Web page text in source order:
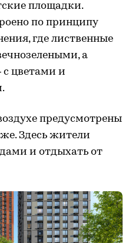
площадки.
по принципу
где лиственные
а
цветами и
предусмотрены
Здесь жители
и отдыхать от